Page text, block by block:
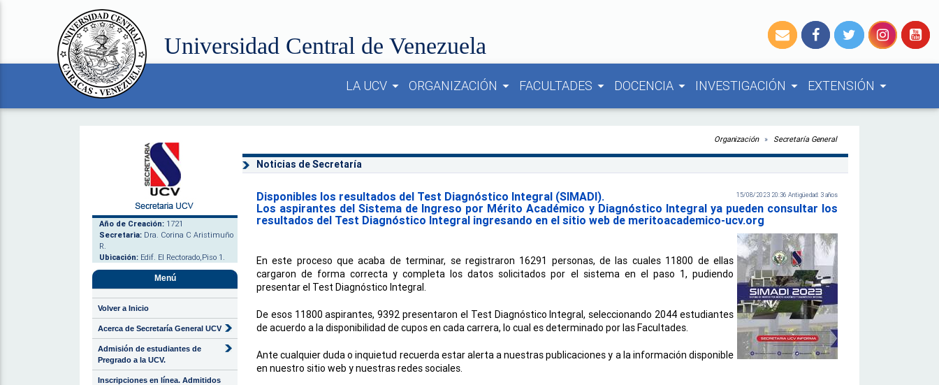
Universidad Central de Venezuela
LA UCV arrow_drop_down ORGANIZACIÓN arrow_drop_down FACULTADES arrow_drop_down DOCENCIA arrow_drop_down INVESTIGACIÓN arrow_drop_down EXTENSIÓN arrow_drop_down
Año de Creación: 1721
Secretaria: Dra. Corina C Aristimuño
R.
Ubicación: Edif. El Rectorado,Piso 1.
Menú
Volver a Inicio
Acerca de Secretaría General UCV
Admisión de estudiantes de
Pregrado a la UCV.
Inscripciones en línea. Admitidos
Organización Secretaría General
Noticias de Secretaría
15/08/2023 20:36 Antigüedad: 3 años
Disponibles los resultados del Test Diagnóstico Integral (SIMADI).
Los aspirantes del Sistema de Ingreso por Mérito Académico y Diagnóstico Integral ya pueden consultar los
resultados del Test Diagnóstico Integral ingresando en el sitio web de meritoacademico-ucv.org
En este proceso que acaba de terminar, se registraron 16291 personas, de las cuales 11800 de ellas
cargaron de forma correcta y completa los datos solicitados por el sistema en el paso 1, pudiendo
presentar el Test Diagnóstico Integral.
De esos 11800 aspirantes, 9392 presentaron el Test Diagnóstico Integral, seleccionando 2044 estudiantes
de acuerdo a la disponibilidad de cupos en cada carrera, lo cual es determinado por las Facultades.
Ante cualquier duda o inquietud recuerda estar alerta a nuestras publicaciones y a la información disponible
en nuestro sitio web y nuestras redes sociales.